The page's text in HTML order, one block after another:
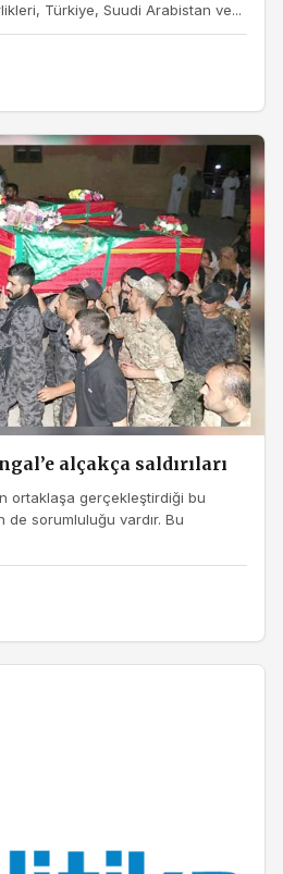
Türkiye, Suudi Arabistan ve...
alçakça saldırıları
ortaklaşa gerçekleştirdiği bu
de sorumluluğu vardır. Bu